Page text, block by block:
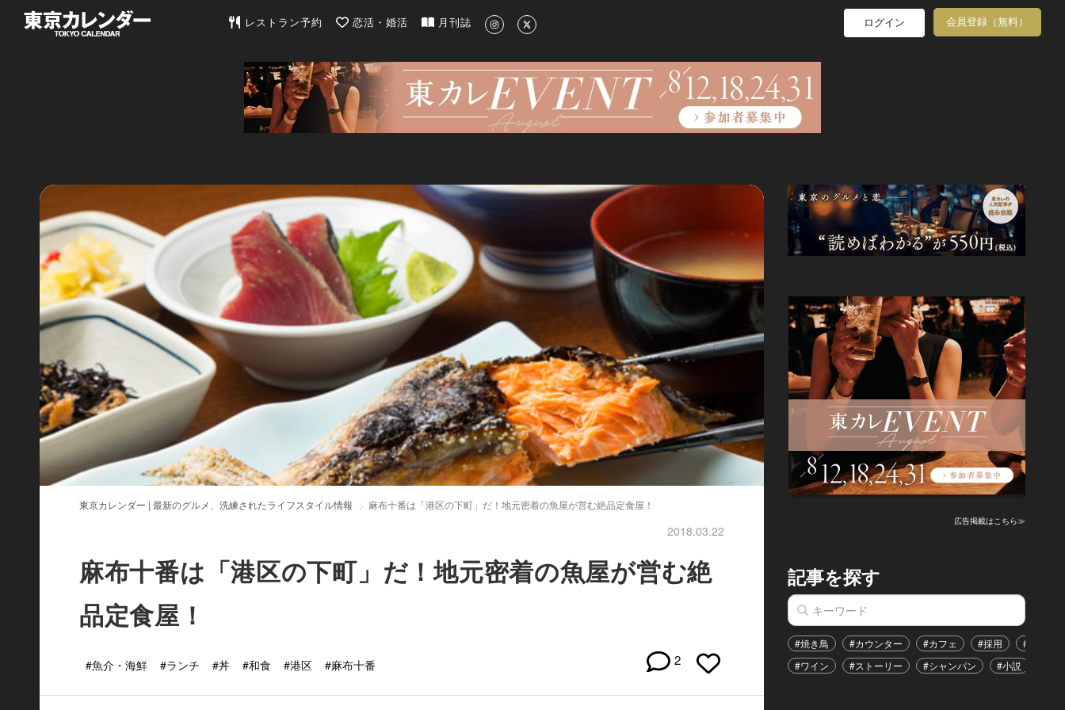
東京カレンダー | 最新のグルメ、洗練されたライフスタイル情報
レストラン予約 恋活・婚活 月刊誌 ログイン 会員登録（無料）
東京カレンダー | 最新のグルメ、洗練されたライフスタイル情報 麻布十番は「港区の下町」だ！地元密着の魚屋が営む絶品定食屋！
2018.03.22
麻布十番は「港区の下町」だ！地元密着の魚屋が営む絶
品定食屋！
#魚介・海鮮 #ランチ #丼 #和食 #港区 #麻布十番 2
広告掲載はこちら≫
記事を探す
#焼き鳥 #カウンター #カフェ #採用
#恋愛
#ワイン
#ストーリー #シャンパン #小説